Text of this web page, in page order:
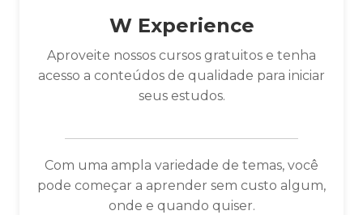
W Experience
Aproveite nossos cursos gratuitos e tenha
acesso a conteúdos de qualidade para iniciar
seus estudos.
Com uma ampla variedade de temas, você
pode começar a aprender sem custo algum,
onde e quando quiser.